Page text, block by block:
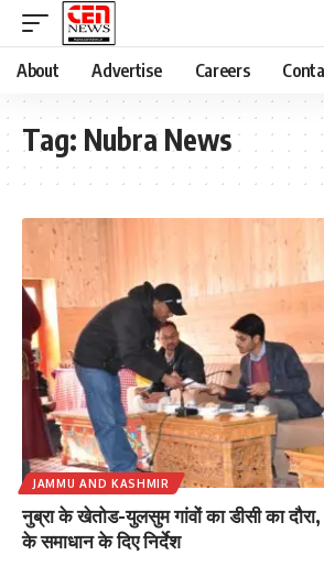
About Advertise Careers
Tag: Nubra News
JAMMU AND KASHMIR
नुब्रा के खेतोड-युलसुम गांवों का डीसी का
के समाधान के दिए निर्देश